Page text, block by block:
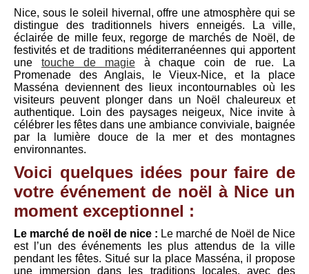
Nice, sous le soleil hivernal, offre une atmosphère qui se
distingue des traditionnels hivers enneigés. La ville,
éclairée de mille feux, regorge de marchés de Noël, de
festivités et de traditions méditerranéennes qui apportent
une touche de magieà chaque coin de rue. La
Promenade des Anglais, le Vieux-Nice, et la place
Masséna deviennent des lieux incontournables où les
visiteurs peuvent plonger dans un Noël chaleureux et
authentique. Loin des paysages neigeux, Nice invite à
célébrer les fêtes dans une ambiance conviviale, baignée
par la lumière douce de la mer et des montagnes
environnantes.
Voici quelques idées pour faire de
votre événement de noël à Nice un
moment exceptionnel :
Le marché de noël de nice : Le marché de Noël de Nice
est l’un des événements les plus attendus de la ville
pendant les fêtes. Situé sur la place Masséna, il propose
une immersion dans les traditions locales, avec des